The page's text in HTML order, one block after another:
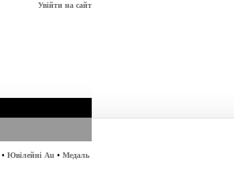
Увійти на сайт
• Ювілейні Au • Медаль